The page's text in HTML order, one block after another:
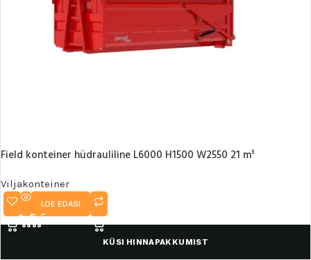
Field konteiner hüdrauliline L6000 H1500 W2550 21 m³
Viljakonteiner
LOE EDASI
KÜSI HINNAPAKKUMIST